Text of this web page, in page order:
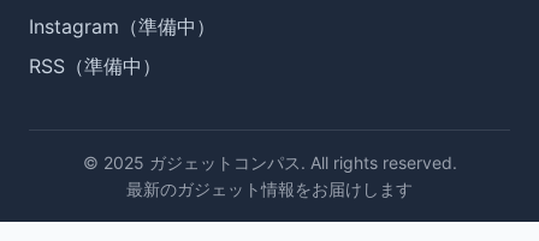
Instagram（準備中）
RSS（準備中）
© 2025 ガジェットコンパス. All rights reserved.
最新のガジェット情報をお届けします